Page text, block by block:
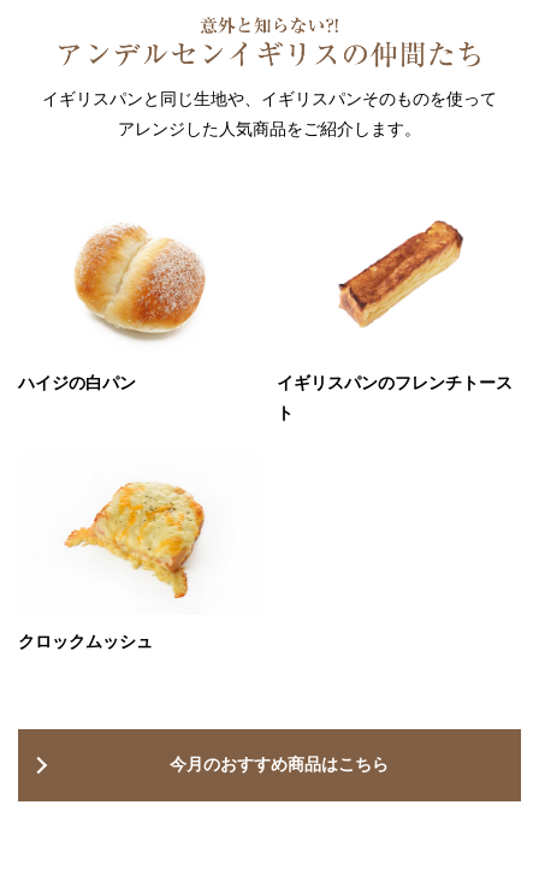
イギリスパンと同じ生地や、イギリスパンそのものを使って
アレンジした人気商品をご紹介します。
ハイジの白パン
イギリスパンのフレンチトース
ト
クロックムッシュ
今月のおすすめ商品はこちら